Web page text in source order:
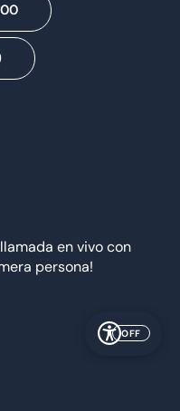
en vivo con
persona!
OFF